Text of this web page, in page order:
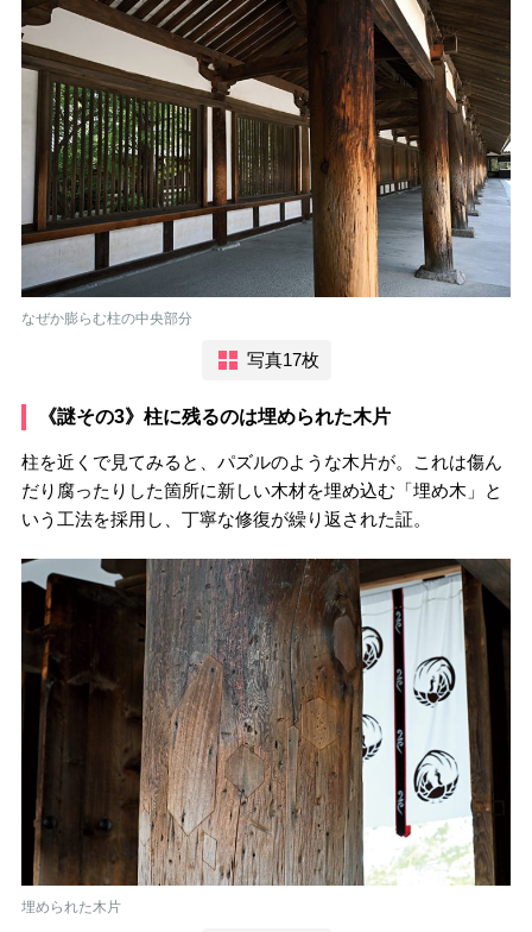
なぜか膨らむ柱の中央部分
写真17枚
《謎その3》柱に残るのは埋められた木片
柱を近くで見てみると、パズルのような木片が。これは傷ん
だり腐ったりした箇所に新しい木材を埋め込む「埋め木」と
いう工法を採用し、丁寧な修復が繰り返された証。
埋められた木片